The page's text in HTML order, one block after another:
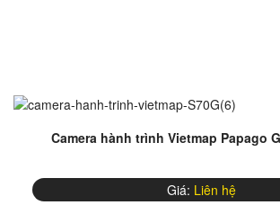
Camera hành trình Vietmap Papago
Giá: Liên hệ